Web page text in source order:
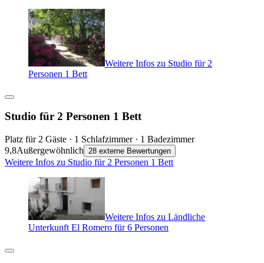
Weitere Infos zu Studio für 2
Personen 1 Bett
Studio für 2 Personen 1 Bett
Platz für 2 Gäste · 1 Schlafzimmer · 1 Badezimmer
9,8Außergewöhnlich 28 externe Bewertungen
Weitere Infos zu Studio für 2 Personen 1 Bett
Weitere Infos zu Ländliche
Unterkunft El Romero für 6 Personen